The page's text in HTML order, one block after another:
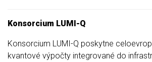
Konsorcium LUMI-Q
Konsorcium LUMI-Q poskytne
kvantové výpočty integrované do